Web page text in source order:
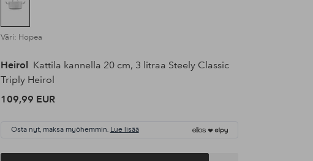
Väri: Hopea
Heirol
Kattila kannella 20 cm, 3 litraa Steely Classic
Triply Heirol
109,99 EUR
Osta nyt, maksa myöhemmin. Lue lisää